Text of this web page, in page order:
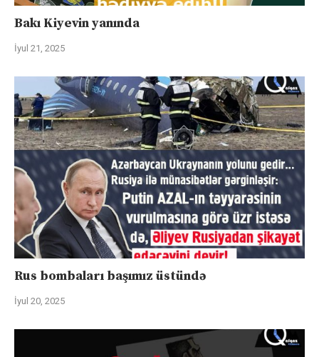
Bakı Kiyevin yanında
İyul 21, 2025
Rus bombaları başımız üstündə
İyul 20, 2025